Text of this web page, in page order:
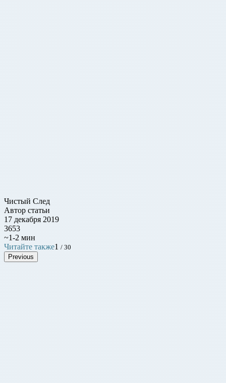
Чистый След
Автор статьи
17 декабря 2019
3653
~1-2 мин
Читайте также1 / 30
Previous